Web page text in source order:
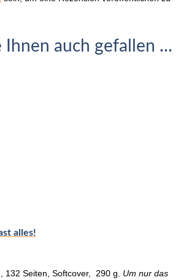
Ihnen auch gefallen ...
alles!
132 Seiten, Softcover, 290 g. Um nur das